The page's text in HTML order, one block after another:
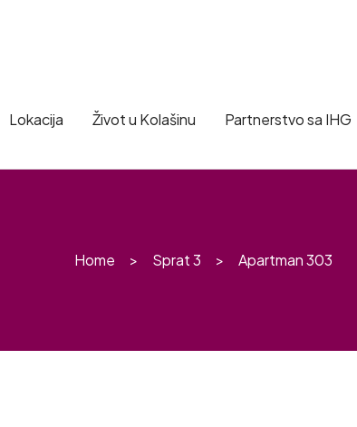
Lokacija Život u Kolašinu Partnerstvo sa IHG
Home Sprat 3 Apartman 303